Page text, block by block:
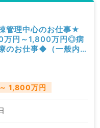
管理中心のお仕事★
万円～1,800万円◎病
のお仕事◆（一般内
1,800万円